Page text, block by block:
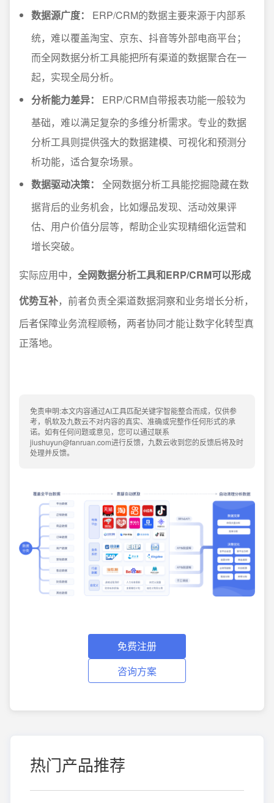
数据源广度：
ERP/CRM的数据主要来源于内部系
统，难以覆盖淘宝、京东、抖音等外部电商平台；
而全网数据分析工具能把所有渠道的数据聚合在一
起，实现全局分析。
分析能力差异：
ERP/CRM自带报表功能一般较为
基础，难以满足复杂的多维分析需求。专业的数据
分析工具则提供强大的数据建模、可视化和预测分
析功能，适合复杂场景。
数据驱动决策：
全网数据分析工具能挖掘隐藏在数
据背后的业务机会，比如爆品发现、活动效果评
估、用户价值分层等，帮助企业实现精细化运营和
增长突破。
实际应用中， 全网数据分析工具和ERP/CRM可以形成
优势互补，前者负责全渠道数据洞察和业务增长分析，
后者保障业务流程顺畅，两者协同才能让数字化转型真
正落地。
免责申明:本文内容通过AI工具匹配关键字智能整合而成，仅供参
考，帆软及九数云不对内容的真实、准确或完整作任何形式的承
诺。如有任何问题或意见，您可以通过联系
jiushuyun@fanruan.com进行反馈，九数云收到您的反馈后将及时
处理并反馈。
免费注册
咨询方案
热门产品推荐